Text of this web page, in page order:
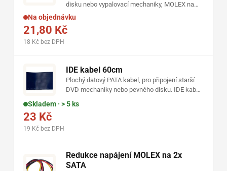
disku nebo vypalovací mechaniky, MOLEX na
SATA
Na objednávku
21,80 Kč
18 Kč bez DPH
IDE kabel 60cm
Plochý datový PATA kabel, pro připojení starší
DVD mechaniky nebo pevného disku. IDE kabel
délky 60 cm, UDMA
Skladem · > 5 ks
23 Kč
19 Kč bez DPH
Redukce napájení MOLEX na 2x
SATA